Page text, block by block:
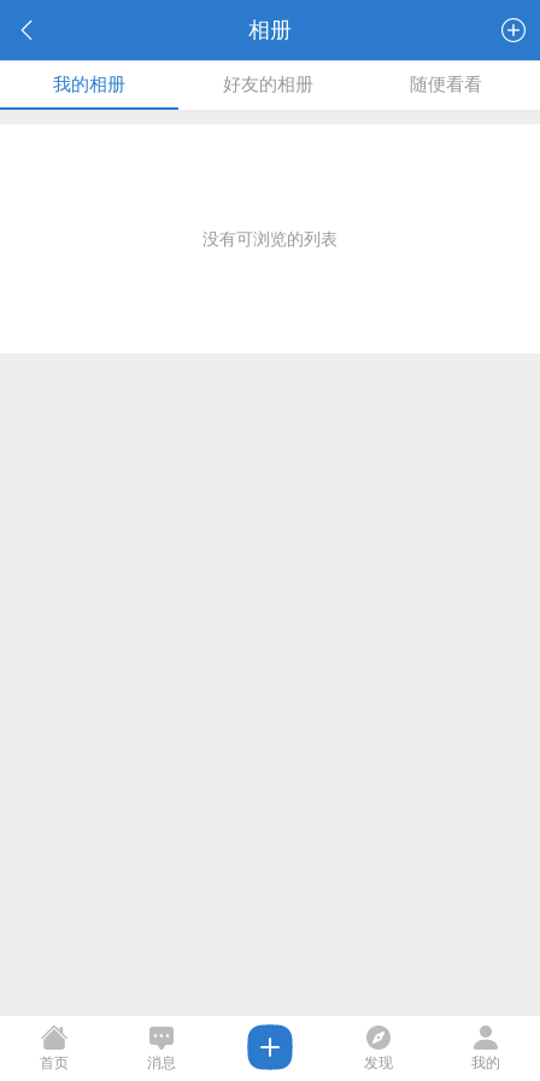
相册
我的相册 好友的相册 随便看看
没有可浏览的列表
首页 消息 发现 我的